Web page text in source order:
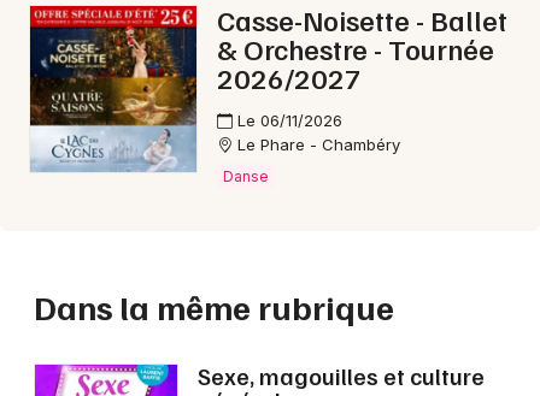
Casse-Noisette - Ballet
& Orchestre - Tournée
2026/2027
Le 06/11/2026
Le Phare - Chambéry
Danse
Dans la même rubrique
Sexe, magouilles et culture